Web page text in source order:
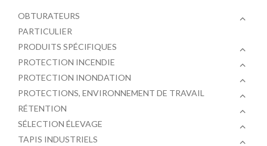
OBTURATEURS
PARTICULIER
PRODUITS SPÉCIFIQUES
PROTECTION INCENDIE
PROTECTION INONDATION
PROTECTIONS, ENVIRONNEMENT DE TRAVAIL
RÉTENTION
SÉLECTION ÉLEVAGE
TAPIS INDUSTRIELS